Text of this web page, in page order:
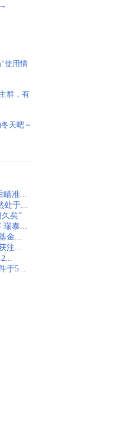
使用情
群，有
天吧～
瞄准...
处于...
矣”
瑞泰...
金...
注...
于5...